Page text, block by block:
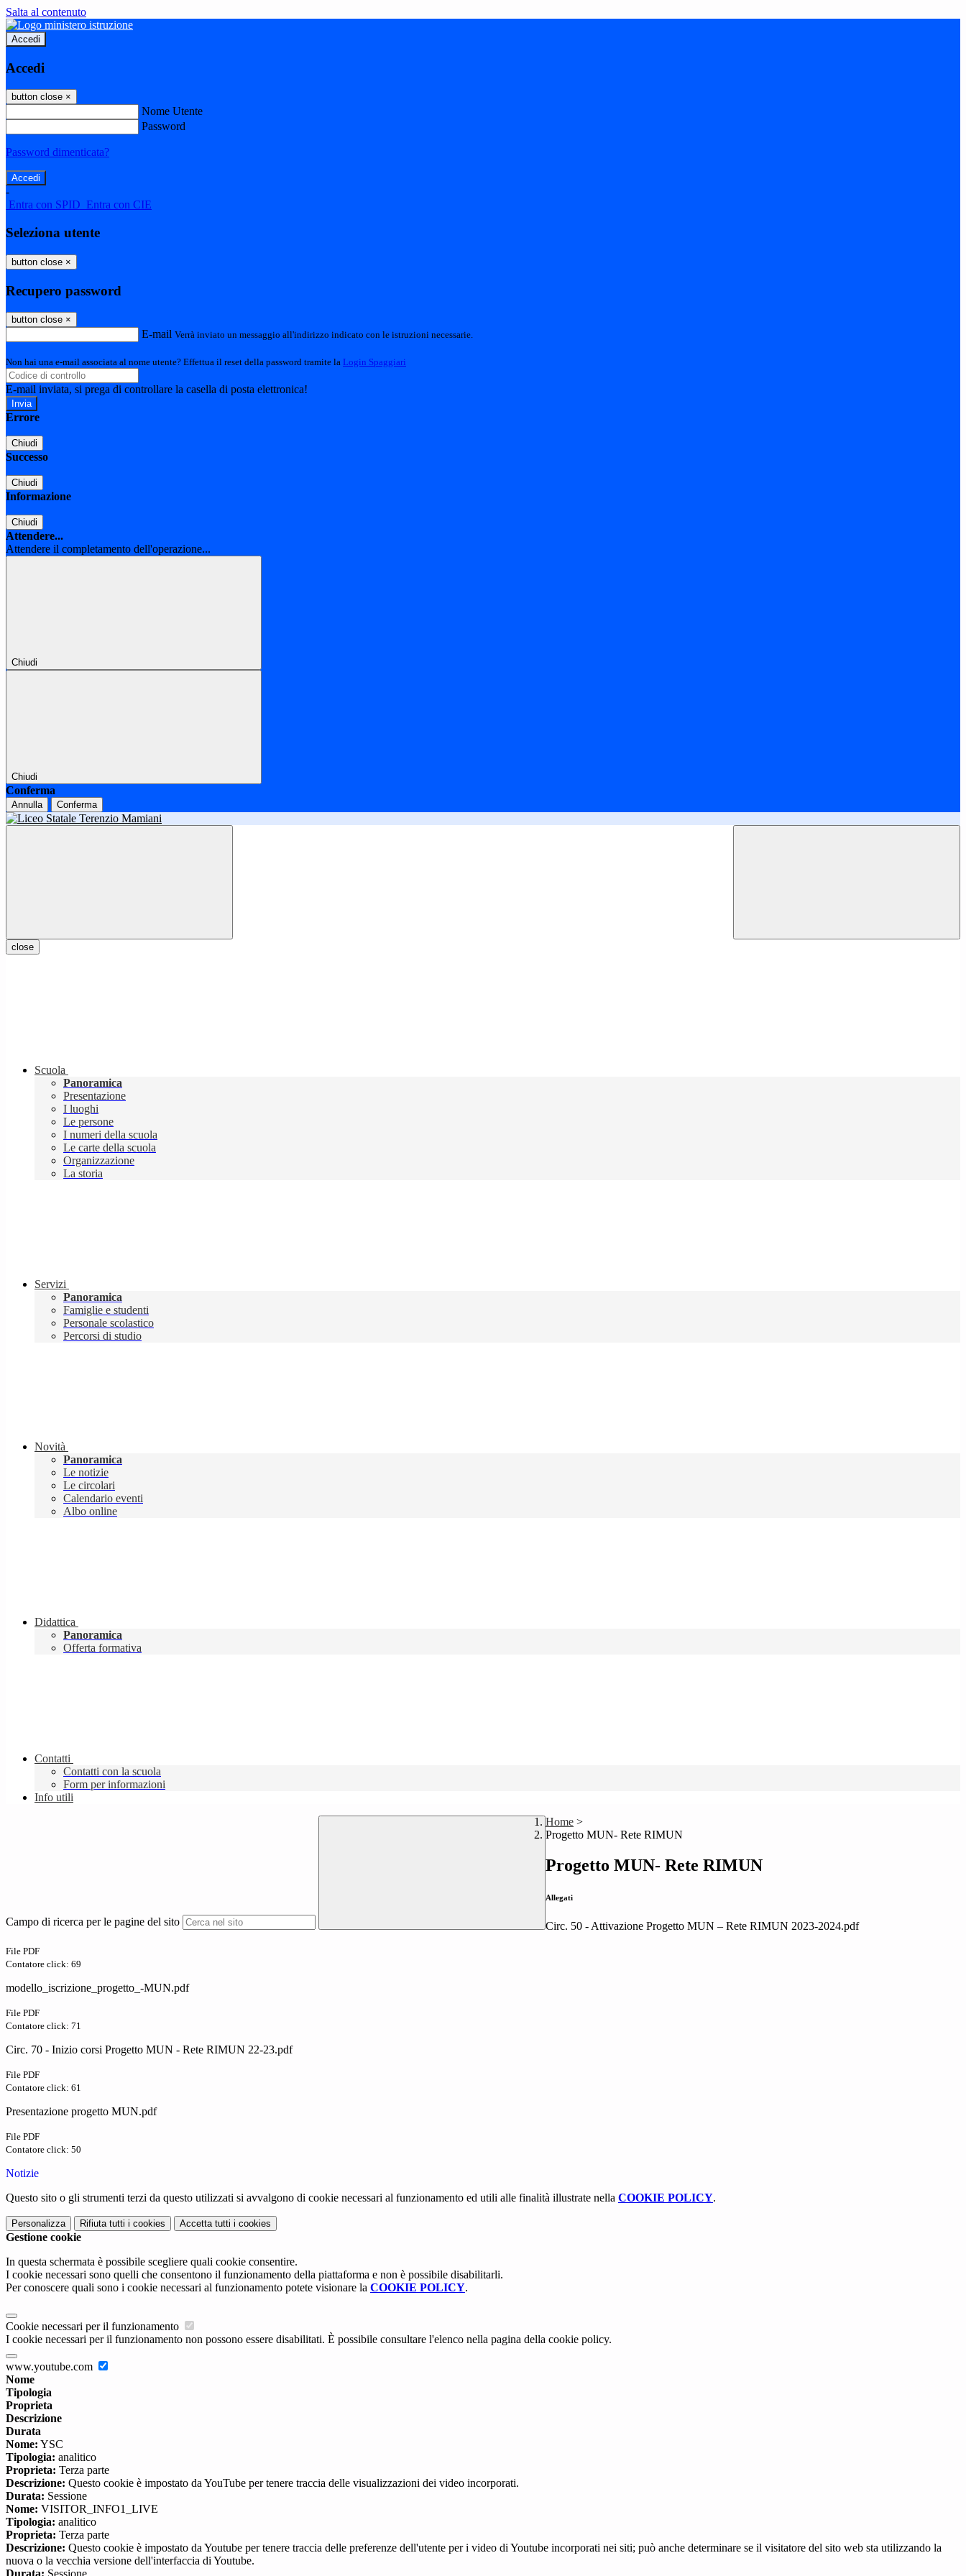
Salta al contenuto
Accedi
Accedi
button close ×
Nome Utente
Password
Password dimenticata?
-
Entra con SPID Entra con CIE
Seleziona utente
button close ×
Recupero password
button close ×
E-mail Verrà inviato un messaggio all'indirizzo indicato con le istruzioni necessarie.
Non hai una e-mail associata al nome utente? Effettua il reset della password tramite la Login Spaggiari
E-mail inviata, si prega di controllare la casella di posta elettronica!
Errore
Chiudi
Successo
Chiudi
Informazione
Chiudi
Attendere...
Attendere il completamento dell'operazione...
Chiudi
Chiudi
Conferma
Annulla Conferma
close
Scuola
Panoramica
Presentazione
I luoghi
Le persone
I numeri della scuola
Le carte della scuola
Organizzazione
La storia
Servizi
Panoramica
Famiglie e studenti
Personale scolastico
Percorsi di studio
Novità
Panoramica
Le notizie
Le circolari
Calendario eventi
Albo online
Didattica
Panoramica
Offerta formativa
Contatti
Contatti con la scuola
Form per informazioni
Info utili
Campo di ricerca per le pagine del sito
Home >
Progetto MUN- Rete RIMUN
Progetto MUN- Rete RIMUN
Allegati
Circ. 50 - Attivazione Progetto MUN – Rete RIMUN 2023-2024.pdf
File PDF
Contatore click: 69
modello_iscrizione_progetto_-MUN.pdf
File PDF
Contatore click: 71
Circ. 70 - Inizio corsi Progetto MUN - Rete RIMUN 22-23.pdf
File PDF
Contatore click: 61
Presentazione progetto MUN.pdf
File PDF
Contatore click: 50
Notizie
Questo sito o gli strumenti terzi da questo utilizzati si avvalgono di cookie necessari al funzionamento ed utili alle finalità illustrate nella COOKIE POLICY.
Personalizza Rifiuta tutti i cookies Accetta tutti i cookies
Gestione cookie
In questa schermata è possibile scegliere quali cookie consentire.
I cookie necessari sono quelli che consentono il funzionamento della piattaforma e non è possibile disabilitarli.
Per conoscere quali sono i cookie necessari al funzionamento potete visionare la COOKIE POLICY.
Cookie necessari per il funzionamento
I cookie necessari per il funzionamento non possono essere disabilitati. È possibile consultare l'elenco nella pagina della cookie policy.
www.youtube.com
Nome
Tipologia
Proprieta
Descrizione
Durata
Nome: YSC
Tipologia: analitico
Proprieta: Terza parte
Descrizione: Questo cookie è impostato da YouTube per tenere traccia delle visualizzazioni dei video incorporati.
Durata: Sessione
Nome: VISITOR_INFO1_LIVE
Tipologia: analitico
Proprieta: Terza parte
Descrizione: Questo cookie è impostato da Youtube per tenere traccia delle preferenze dell'utente per i video di Youtube incorporati nei siti; può anche determinare se il visitatore del sito web sta utilizzando la
nuova o la vecchia versione dell'interfaccia di Youtube.